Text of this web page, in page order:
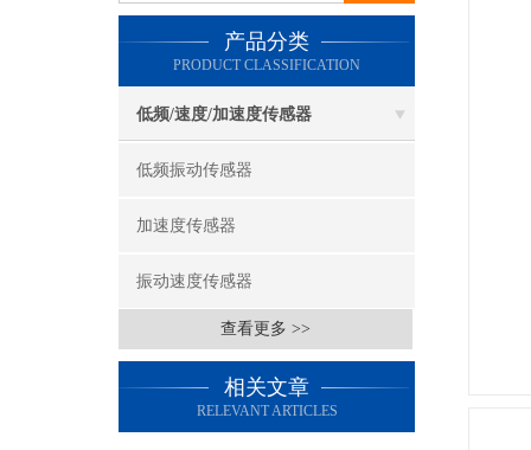
产品分类
PRODUCT CLASSIFICATION
低频/速度/加速度传感器
低频振动传感器
加速度传感器
振动速度传感器
查看更多 >>
相关文章
RELEVANT ARTICLES